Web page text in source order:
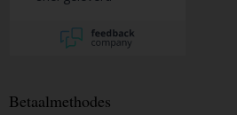
Betaalmethodes